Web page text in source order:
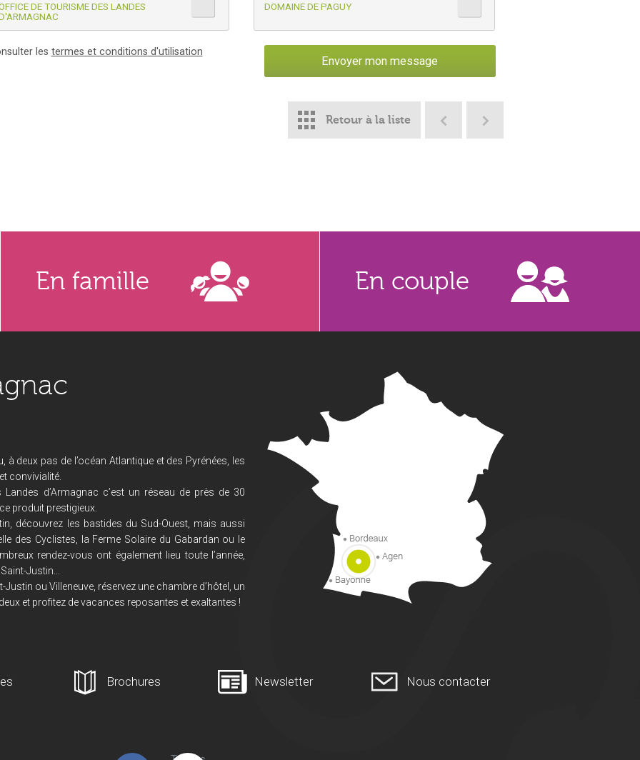
DE TOURISME DES LANDES
DOMAINE DE PAGUY
les termes et conditions d'utilisation
Retour à la liste
En famille En couple
à deux pas de l’océan Atlantique et des Pyrénées, les
convivialité.
d’Armagnac c’est un réseau de près de 30
produit prestigieux.
découvrez les bastides du Sud-Ouest, mais aussi
des Cyclistes, la Ferme Solaire du Gabardan ou le
rendez-vous ont également lieu toute l’année,
Justin...
ou Villeneuve, réservez une chambre d’hôtel, un
et profitez de vacances reposantes et exaltantes !
Brochures Newsletter Nous contacter